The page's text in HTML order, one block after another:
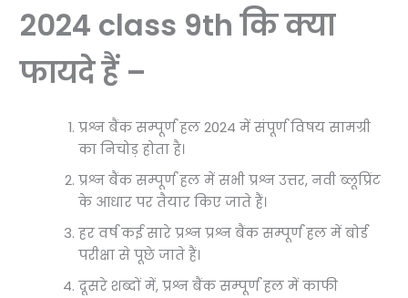
2024 class 9th कि क्या
फायदे हैं –
प्रश्न बैंक सम्पूर्ण हल 2024 में संपूर्ण विषय सामग्री
का निचोड़ होता है।
प्रश्न बैंक सम्पूर्ण हल में सभी प्रश्न उत्तर, नवी ब्लूप्रिंट
के आधार पर तैयार किए जाते हैं।
हर वर्ष कई सारे प्रश्न प्रश्न बैंक सम्पूर्ण हल में बोर्ड
परीक्षा से पूछे जाते हैं।
दूसरे शब्दों में, प्रश्न बैंक सम्पूर्ण हल में काफी